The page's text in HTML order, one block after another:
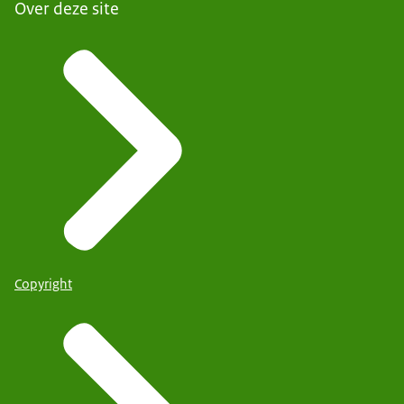
Over deze site
Copyright